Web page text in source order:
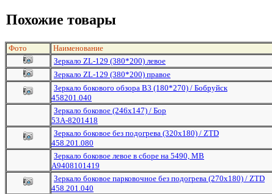
Похожие товары
Фото Наименование
Зеркало ZL-129 (380*200) левое
Зеркало ZL-129 (380*200) правое
Зеркало бокового обзора В3 (180*270) / Бобруйск
458201.040
Зеркало боковое (246х147) / Бор
53A-8201418
Зеркало боковое без подогрева (320х180) / ZTD
458.201.080
Зеркало боковое левое в сборе на 5490, МВ
А9408101419
Зеркало боковое парковочное без подогрева (270х180) / ZTD
458.201.040